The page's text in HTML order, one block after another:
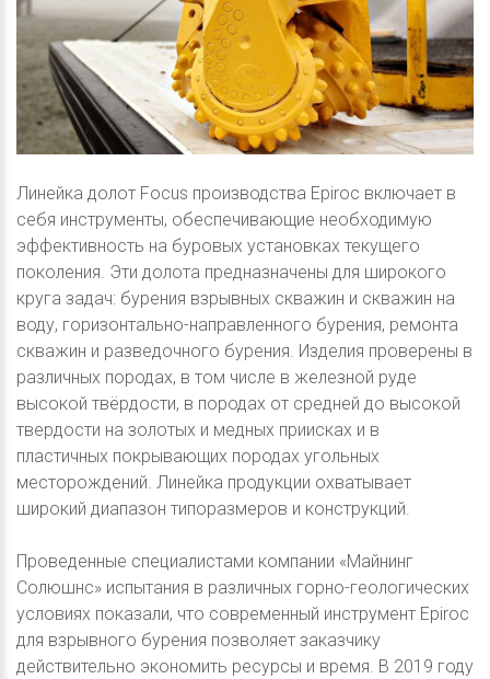
Линейка долот Focus производства Epiroc включает в
себя инструменты, обеспечивающие необходимую
эффективность на буровых установках текущего
поколения. Эти долота предназначены для широкого
круга задач: бурения взрывных скважин и скважин на
воду, горизонтально-направленного бурения, ремонта
скважин и разведочного бурения. Изделия проверены в
различных породах, в том числе в железной руде
высокой твёрдости, в породах от средней до высокой
твердости на золотых и медных приисках и в
пластичных покрывающих породах угольных
месторождений. Линейка продукции охватывает
широкий диапазон типоразмеров и конструкций.
Проведенные специалистами компании «Майнинг
Солюшнс» испытания в различных горно-геологических
условиях показали, что современный инструмент Epiroc
для взрывного бурения позволяет заказчику
действительно экономить ресурсы и время. В 2019 году